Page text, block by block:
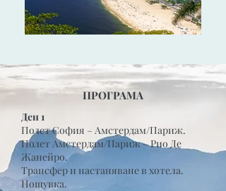
ПРОГРАМА
Ден 1
Полет София – Амстердам/Париж.
Полет Амстердам/Париж – Рио Де
Жанейро.
Трансфер и настаняване в хотела.
Нощувка.